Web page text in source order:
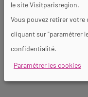
Visites
Langues parlées
Français
le site Visitparisregion.
Vous pouvez retirer
cliquant sur "paramétrer
confidentialité.
Paramétrer les cookies